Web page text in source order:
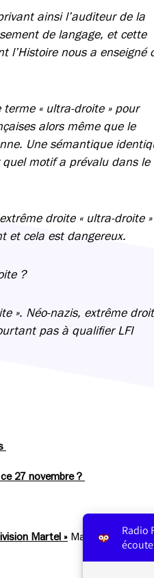
ainsi l’auditeur de la
de langage, et cette
l’Histoire nous a enseigné
« ultra-droite » pour
alors même que le
Une sémantique
quel motif a prévalu dans le
droite « ultra-droite »
et cela est dangereux.
?
». Néo-nazis, extrême
pas à qualifier LFI
27 novembre ?
Martel » Mardi 28
Radio
écoute